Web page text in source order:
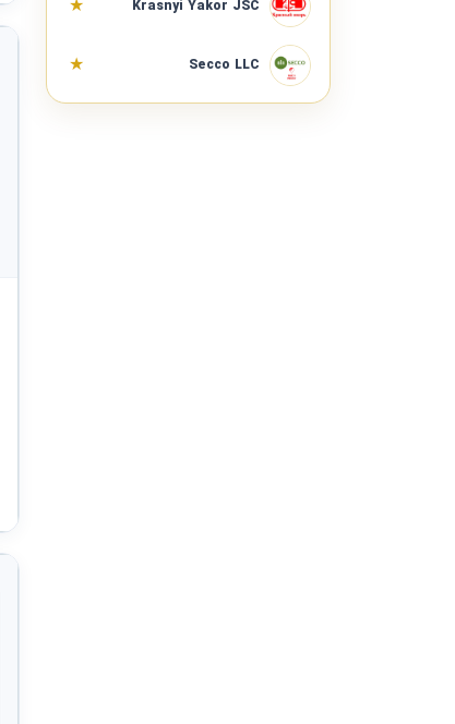
دفاع ملی و نظم عمومی و امنیت و حفاظت
خدمات سیاسی و اجتماعی
Krasnyi Yakor JSC
★
Secco LLC
★